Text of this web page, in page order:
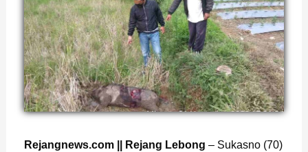
Rejangnews.com || Rejang Lebong – Sukasno (70)
Page
, Page